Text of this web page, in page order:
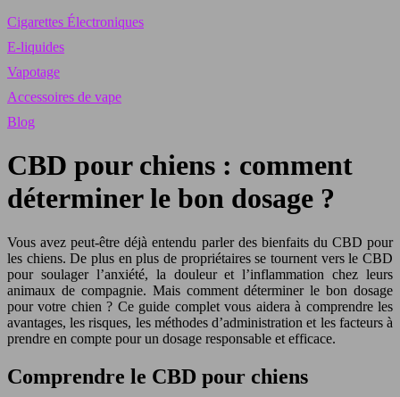
Cigarettes Électroniques
E-liquides
Vapotage
Accessoires de vape
Blog
CBD pour chiens : comment
déterminer le bon dosage ?
Vous avez peut-être déjà entendu parler des bienfaits du CBD pour
les chiens. De plus en plus de propriétaires se tournent vers le CBD
pour soulager l’anxiété, la douleur et l’inflammation chez leurs
animaux de compagnie. Mais comment déterminer le bon dosage
pour votre chien ? Ce guide complet vous aidera à comprendre les
avantages, les risques, les méthodes d’administration et les facteurs à
prendre en compte pour un dosage responsable et efficace.
Comprendre le CBD pour chiens